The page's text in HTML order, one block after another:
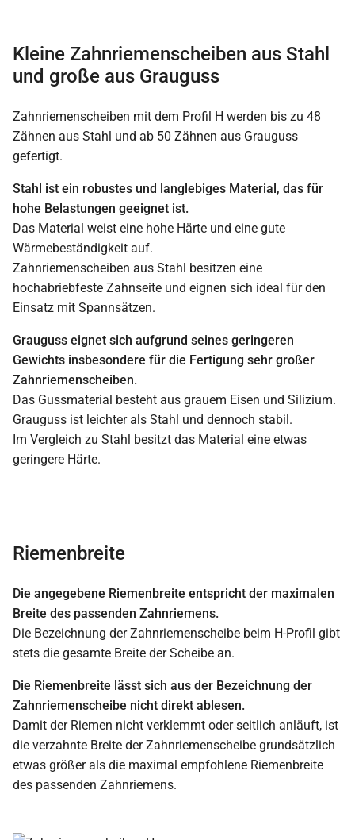
Kleine Zahnriemenscheiben aus Stahl
und große aus Grauguss
Zahnriemenscheiben mit dem Profil H werden bis zu 48
Zähnen aus Stahl und ab 50 Zähnen aus Grauguss
gefertigt.
Stahl ist ein robustes und langlebiges Material, das für
hohe Belastungen geeignet ist.
Das Material weist eine hohe Härte und eine gute
Wärmebeständigkeit auf.
Zahnriemenscheiben aus Stahl besitzen eine
hochabriebfeste Zahnseite und eignen sich ideal für den
Einsatz mit Spannsätzen.
Grauguss eignet sich aufgrund seines geringeren
Gewichts insbesondere für die Fertigung sehr großer
Zahnriemenscheiben.
Das Gussmaterial besteht aus grauem Eisen und Silizium.
Grauguss ist leichter als Stahl und dennoch stabil.
Im Vergleich zu Stahl besitzt das Material eine etwas
geringere Härte.
Riemenbreite
Die angegebene Riemenbreite entspricht der maximalen
Breite des passenden Zahnriemens.
Die Bezeichnung der Zahnriemenscheibe beim H-Profil gibt
stets die gesamte Breite der Scheibe an.
Die Riemenbreite lässt sich aus der Bezeichnung der
Zahnriemenscheibe nicht direkt ablesen.
Damit der Riemen nicht verklemmt oder seitlich anläuft, ist
die verzahnte Breite der Zahnriemenscheibe grundsätzlich
etwas größer als die maximal empfohlene Riemenbreite
des passenden Zahnriemens.